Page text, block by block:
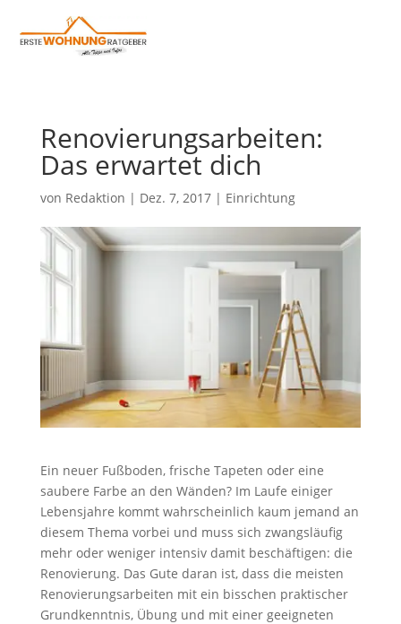
Renovierungsarbeiten:
Das erwartet dich
von Redaktion | Dez. 7, 2017| Einrichtung
Ein neuer Fußboden, frische Tapeten oder eine
saubere Farbe an den Wänden? Im Laufe einiger
Lebensjahre kommt wahrscheinlich kaum jemand an
diesem Thema vorbei und muss sich zwangsläufig
mehr oder weniger intensiv damit beschäftigen: die
Renovierung. Das Gute daran ist, dass die meisten
Renovierungsarbeiten mit ein bisschen praktischer
Grundkenntnis, Übung und mit einer geeigneten